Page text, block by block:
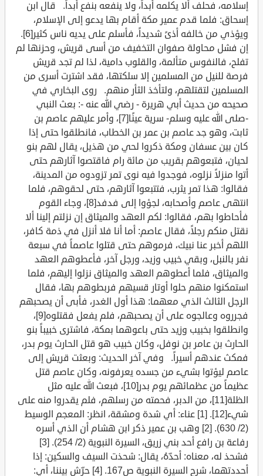
إسلامه، فحلف ألا يكلمه أبداً، ولا ينفعه بنفع أبداً. قال ابن
إسحاق: فلما قدم عمير مكة أقام بها يدعو إلى الإسلام،
ويؤذي من خالفه أذىً شديداً، فأسلم على يديه ناس كثير[6].
إن فشل محاولة صفوان التخفيف من أسى قريش، وحزنها لم
تفلح، فالنفوس متألمة، والقلوب دامية، لذا لم تجد قريش
فرصة للنيل من المسلمين إلا سلكتها، فقد اشترت أسرى من
المسلمين لتقتلهم، ولتأخذ الثأر منهم. روى البخاري في
صحيحه من حديث أبي هريرة - رضي الله عنه -: بعث النبي
-صلى الله عليه وسلم- سرية عينًا[7]، وأمر عليهم عاصم بن
ثابت، وهو جد عاصم بن عمر بن الخطاب، فانطلقوا حتى إذا
كان بين عسفان ومكة ذكروا لحي من هذيل، يقال لهم بنو
لحيان، فتبعوهم بقريب من مائة رام فاقتصوا آثارهم حتى
أتوا منزلاً نزلوه، فوجدوا فيه نوى تمر تزودوه من المدينة،
فقالوا: هذا تمر يثرب، فتتبعوا آثارهم، حتى لحقوهم، فلما
انتهى عاصم وأصحابه، لجؤوا إلى فدفد[8]، وجاء القوم
فأحاطوا بهم، فقالوا: لكم العهد والميثاق إن نزلتم إلينا ألا
نقتل منكم رجلاً، فقال عاصم: أما أنا فلا أنزل في ذمة كافر،
اللهم أخبر عنا نبيك، فرموهم حتى قتلوا عاصماً في سبعة
نفر بالنبل، وبقي خبيب وزيد، ورجل آخر، فأعطوهم العهد
والميثاق، فلما أعطوهم العهد والميثاق نزلوا إليهم، فلما
استمكنوا منهم حلوا أوتار قسيهم فربطوهم بها، فقال
الرجل الثالث الذي معهما: هذا أول الغدر، فأبى أن يصحبهم
فجرروه وعالجوه على أن يصحبهم، فلم يفعل فقتلوه[9]،
وانطلقوا بخبيب وزيد حتى باعوهما بمكة، فاشترى خبيباً بنو
الحارث بن عامر بن نوفل، وكان خبيب هو قتل الحارث يوم بدر،
فمكث عندهم أسيراً. وفي آخر الحديث: وبعثت قريش إلى
عاصم ليؤتوا بشيء من جسده يعرفونه، وكان عاصم قتل
عظيماً من عظمائهم يوم بدر[10]، فبعث الله عليه مثل
الظلة[11]، من الدبر، فحمته من رسلهم، فلم يقدروا منه على
شيء[12]. [1] عناء: أي شدة ومشقة، انظر: المعجم الوسيط
(2/ 630). [2] وهب بن عمير ذكر ابن هشام أن الذي أسره
رفاعة بن رافع أحد بني زريق، السيرة النبوية (2/ 254). [3]
فشحذ له، معناه: أحدّهُ، يقال: شحذت السيف والسكين: إذا
أحددتهما، شرح السيرة النبوية ص167. [4] حرّش بيننا، أي: